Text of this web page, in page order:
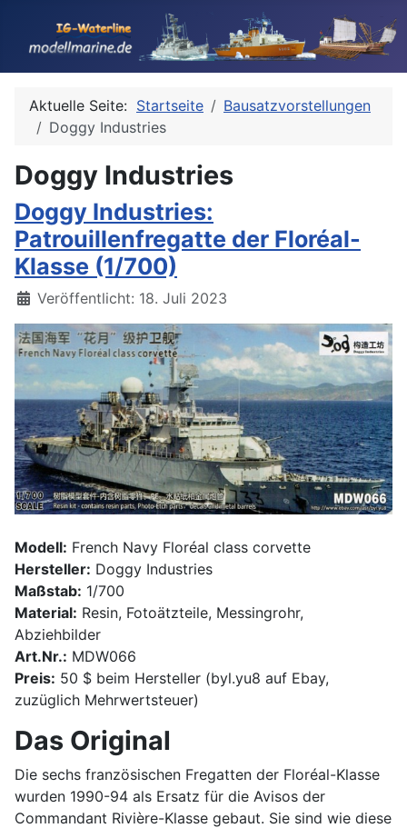
Aktuelle Seite: Startseite
Bausatzvorstellungen
Doggy Industries
Doggy Industries
Doggy Industries:
Patrouillenfregatte der Floréal-
Klasse (1/700)
Details
Veröffentlicht: 18. Juli 2023
Modell: French Navy Floréal class corvette
Hersteller: Doggy Industries
Maßstab: 1/700
Material: Resin, Fotoätzteile, Messingrohr,
Abziehbilder
Art.Nr.: MDW066
Preis: 50 $ beim Hersteller (byl.yu8 auf Ebay,
zuzüglich Mehrwertsteuer)
Das Original
Die sechs französischen Fregatten der Floréal-Klasse
wurden 1990-94 als Ersatz für die Avisos der
Commandant Rivière-Klasse gebaut. Sie sind wie diese